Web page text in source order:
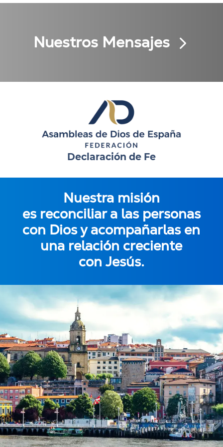
Nuestros Mensajes
Declaración de Fe
Nuestra misión
es reconciliar a las personas
con Dios y acompañarlas en
una relación creciente
con Jesús.